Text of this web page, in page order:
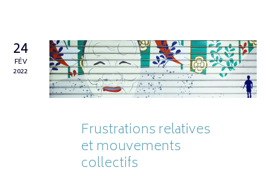
24
FÉV
2022
Frustrations relatives
et mouvements
collectifs